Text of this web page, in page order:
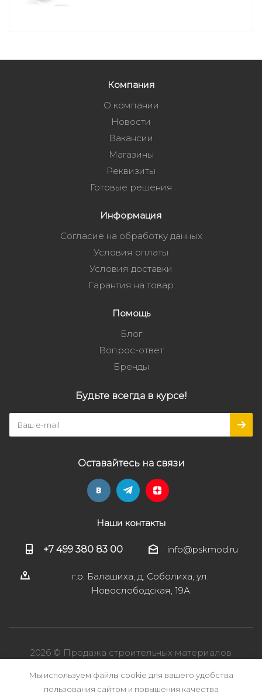
Компания
О компании
Новости
Вакансии
Магазины
Реквизиты
Готовые решения
Информация
Согласие на обработку данных
Условия оплаты
Условия доставки
Гарантия на товар
Помощь
Блог
Вопрос-ответ
Бренды
Будьте всегда в курсе!
Оставайтесь на связи
Наши контакты
+7 499 380 83 00 info@pskmod.ru
г.о. Балашиха, д. Соболиха, ул.
Новослободская, 19А
2026 © Продажа строительных материалов
Мы используем файлы cookie для вашего удобства
пользования сайтом и повышения качества